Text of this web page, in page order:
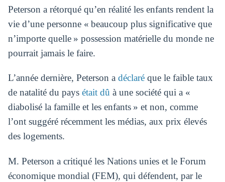
Peterson a rétorqué qu’en réalité les enfants rendent la
vie d’une personne « beaucoup plus significative que
n’importe quelle » possession matérielle du monde ne
pourrait jamais le faire.
L’année dernière, Peterson a déclaréque le faible taux
de natalité du pays était dû à une société qui a «
diabolisé la famille et les enfants » et non, comme
l’ont suggéré récemment les médias, aux prix élevés
des logements.
M. Peterson a critiqué les Nations unies et le Forum
économique mondial (FEM), qui défendent, par le